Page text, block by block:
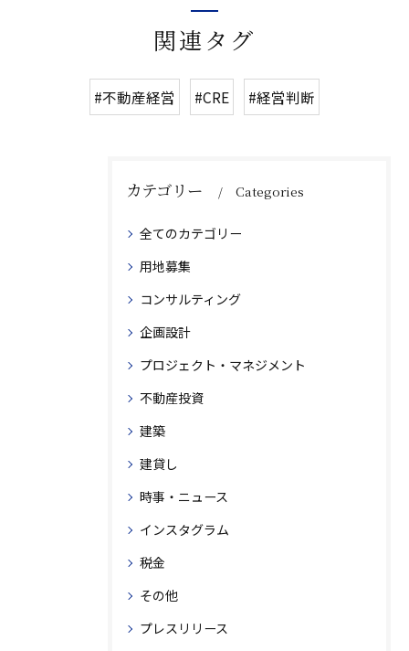
関連タグ
#不動産経営 #CRE #経営判断
カテゴリー Categories
全てのカテゴリー
用地募集
コンサルティング
企画設計
プロジェクト・マネジメント
不動産投資
建築
建貸し
時事・ニュース
インスタグラム
税金
その他
プレスリリース